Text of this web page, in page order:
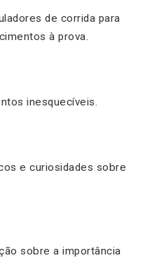
de corrida para
à prova.
inesquecíveis.
e curiosidades sobre
sobre a importância